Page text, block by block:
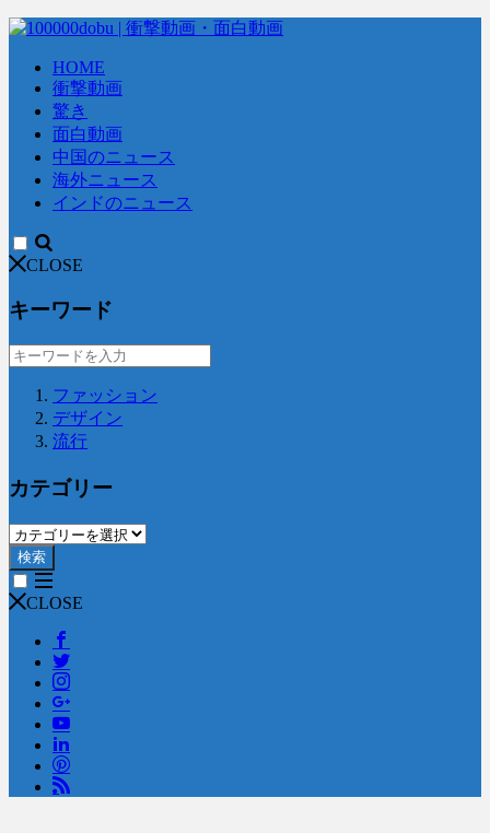
HOME
衝撃動画
驚き
面白動画
中国のニュース
海外ニュース
インドのニュース
CLOSE
キーワード
ファッション
デザイン
流行
カテゴリー
検索
CLOSE